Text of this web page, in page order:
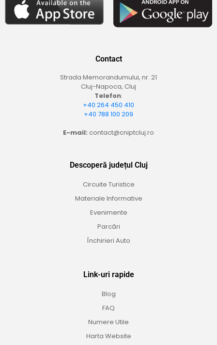
Contact
Strada Memorandumului, nr. 21
Cluj-Napoca, Cluj
Telefon:
+40 264 450 410
+40 788 100 209
E-mail: contact@cniptcluj.ro
Descoperă județul Cluj
Circuite Turistice
Materiale Informative
Evenimente
Parcări
Închirieri Auto
Link-uri rapide
Blog
FAQ
Numere Utile
Harta Website